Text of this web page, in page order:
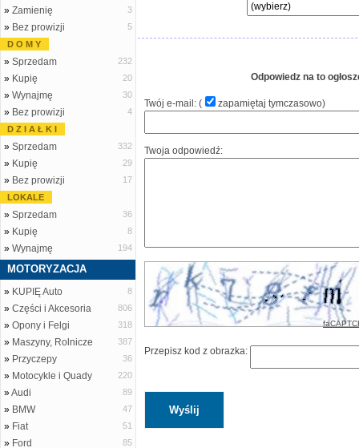
» Zamienię 3
» Bez prowizji
5
D O M Y
» Sprzedam 232
» Kupię 20
» Wynajmę 30
» Bez prowizji
4
D Z I A Ł K I
» Sprzedam 332
» Kupię 29
» Bez prowizji
17
LOKALE
» Sprzedam 36
» Kupię 8
» Wynajmę 194
MOTORYZACJA
» KUPIĘ Auto 8
» Części i Akcesoria 806
» Opony i Felgi 318
» Maszyny, Rolnicze 387
» Przyczepy 36
» Motocykle i Quady 220
»Audi 89
» BMW 47
» Fiat 51
» Ford 85
Odpowiedz na to
Twój e-mail: ( zapamiętaj tymczasowo)
Twoja odpowiedź:
Przepisz kod z obrazka: